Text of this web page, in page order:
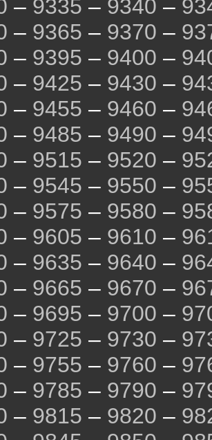
– 9335 – 9340 –
– 9365 – 9370 –
– 9395 – 9400 –
– 9425 – 9430 –
– 9455 – 9460 –
– 9485 – 9490 –
– 9515 – 9520 –
– 9545 – 9550 –
– 9575 – 9580 –
– 9605 – 9610 –
– 9635 – 9640 –
– 9665 – 9670 –
– 9695 – 9700 –
– 9725 – 9730 –
– 9755 – 9760 –
– 9785 – 9790 –
– 9815 – 9820 –